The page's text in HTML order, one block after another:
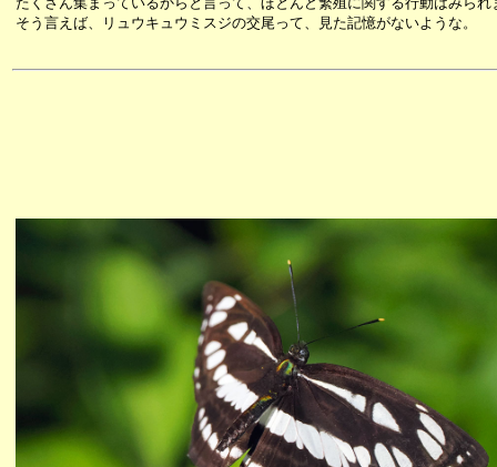
そう言えば、リュウキュウミスジの交尾って、見た記憶がないような。